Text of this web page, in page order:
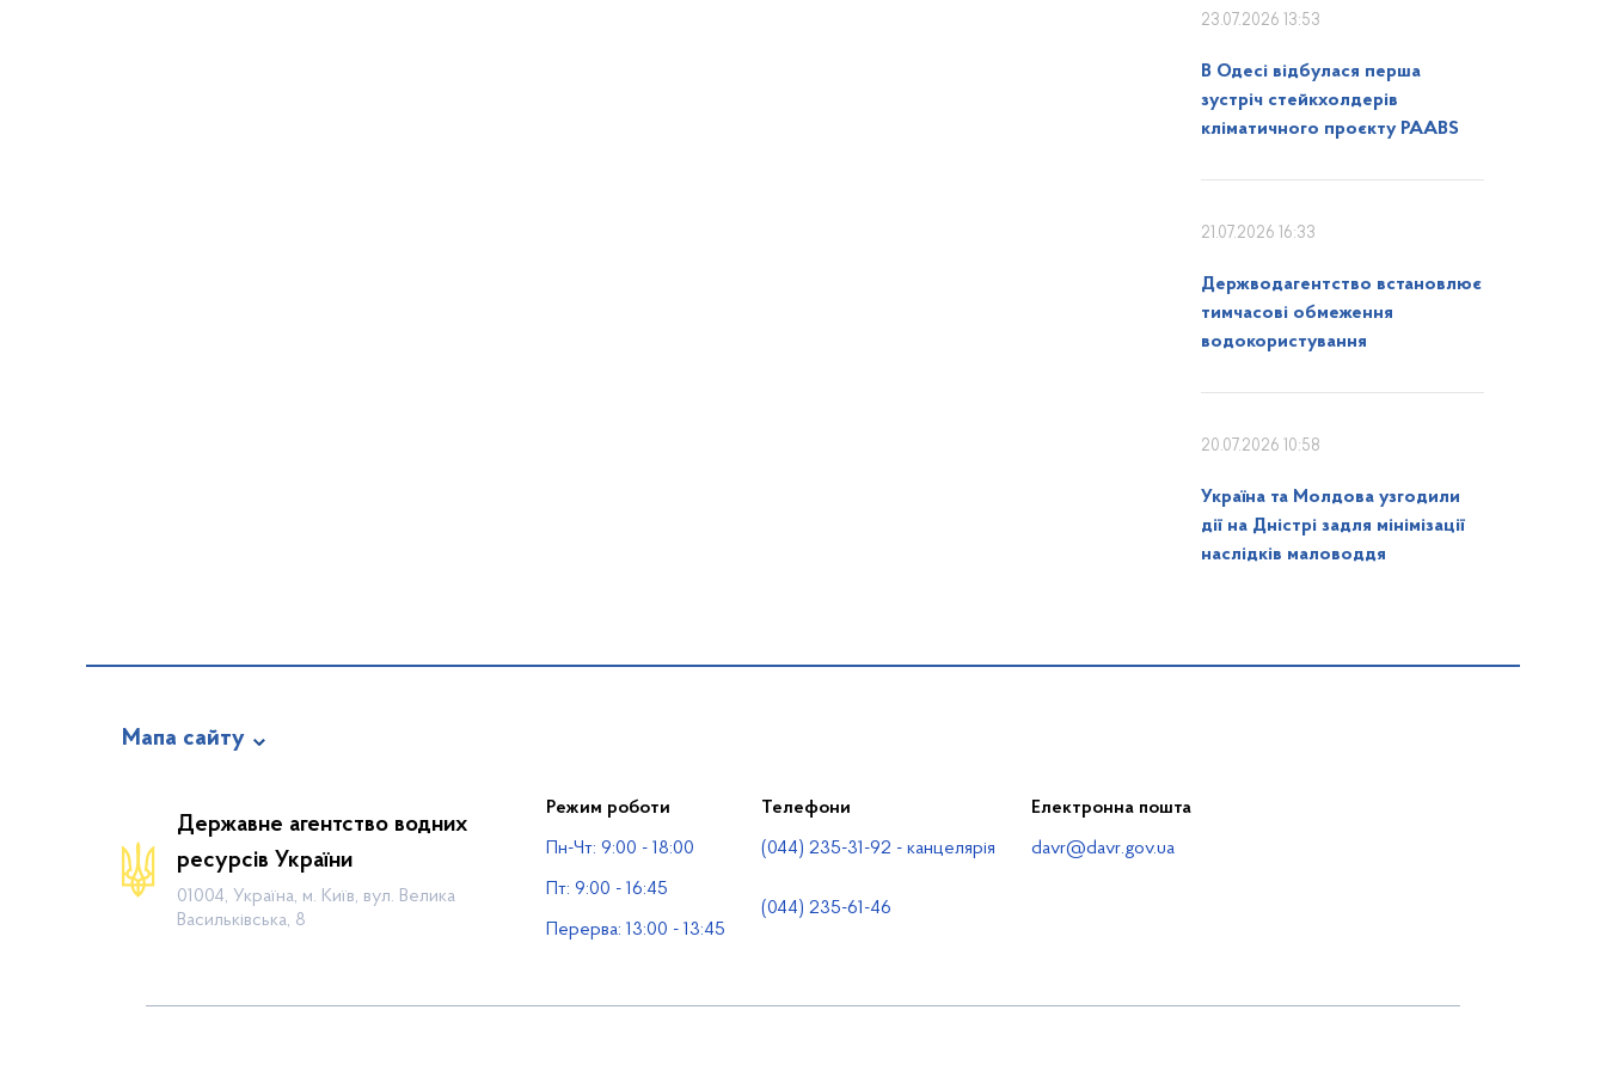
23.07.2026 13:53
В Одесі відбулася перша
зустріч стейкхолдерів
кліматичного проєкту PAABS
21.07.2026 16:33
Держводагентство встановлює
тимчасові обмеження
водокористування
20.07.2026 10:58
Україна та Молдова узгодили
дії на Дністрі задля мінімізації
наслідків маловоддя
Мапа сайту
Діяльність
Громадянам
Прес-центр
Водогосподарські організації
Державне агентство водних
ресурсів України
01004, Україна, м. Київ, вул. Велика
Васильківська, 8
Режим роботи
Пн-Чт: 9:00 - 18:00
Пт: 9:00 - 16:45
Перерва: 13:00 - 13:45
Телефони
(044) 235-31-92 - канцелярія
(044) 235-61-46
Електронна пошта
davr@davr.gov.ua